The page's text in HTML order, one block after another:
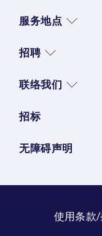
服务地点
招聘
联络我们
招标
无障碍声明
使用条款